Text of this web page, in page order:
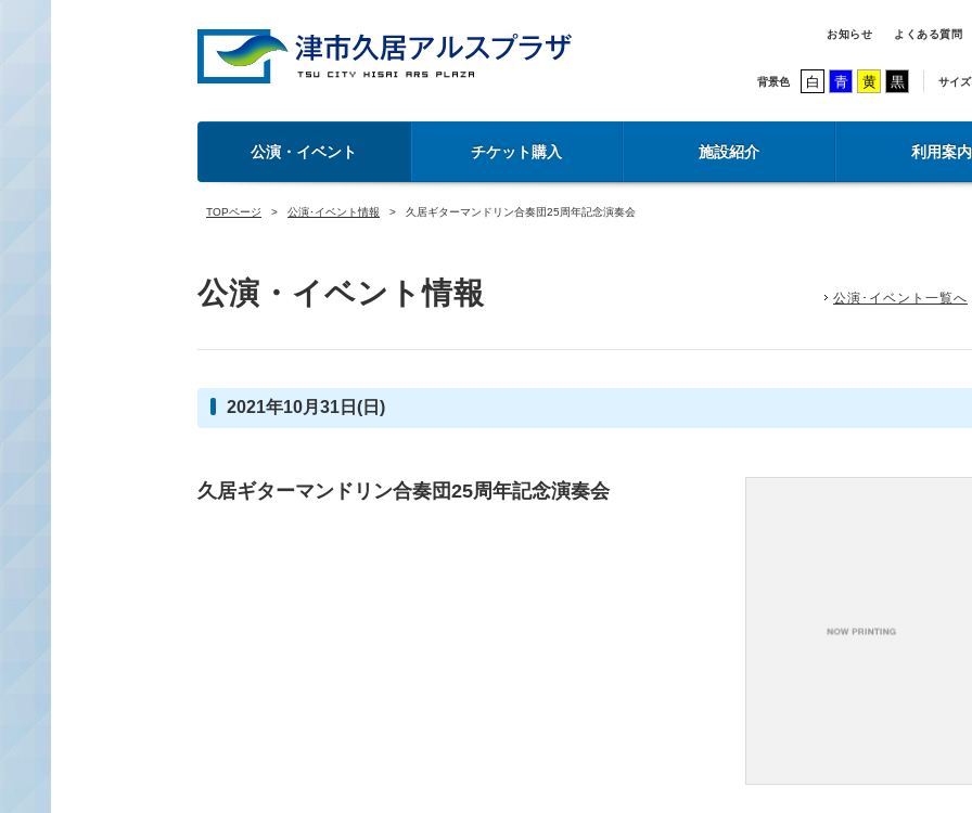
お知らせ よくある質問
背景色 白 青 黄 黒 サイズ
公演・イベント チケット購入 施設紹介 利用案内
TOPページ 公演･イベント情報 久居ギターマンドリン合奏団25周年記念演奏会
公演・イベント情報 公演･イベント一覧へ
2021年10月31日(日)
久居ギターマンドリン合奏団25周年記念演奏会